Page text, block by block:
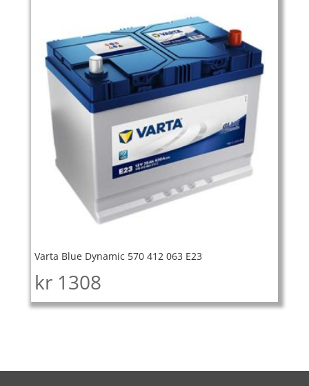
Varta Blue Dynamic 570 412 063 E23
kr 1308